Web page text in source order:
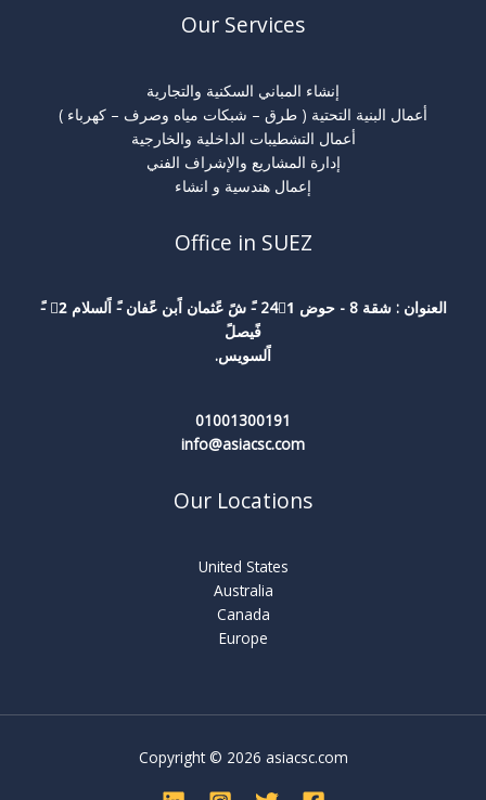
Our Services
إنشاء المباني السكنية والتجارية
أعمال البنية التحتية ( طرق – شبكات مياه وصرف – كهرباء )
أعمال التشطيبات الداخلية والخارجية
إدارة المشاريع والإشراف الفني
إعمال هندسية و انشاء
Office in SUEZ
العنوان : شقة 8 - حوض 241ً -ً شً عًثمان اًبن عًفان -ً اًلسلام 2ً -ً
فًيصلً
اًلسويس.
01001300191
info@asiacsc.com
Our Locations
United States
Australia
Canada
Europe
Copyright © 2026 asiacsc.com